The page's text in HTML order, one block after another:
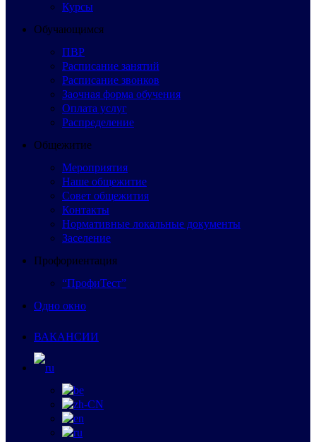
Курсы
Обучающимся
ПВР
Расписание занятий
Расписание звонков
Заочная форма обучения
Оплата услуг
Распределение
Общежитие
Мероприятия
Наше общежитие
Совет общежития
Контакты
Нормативные локальные документы
Заселение
Профориентация
“ПрофиТест”
Одно окно
ВАКАНСИИ